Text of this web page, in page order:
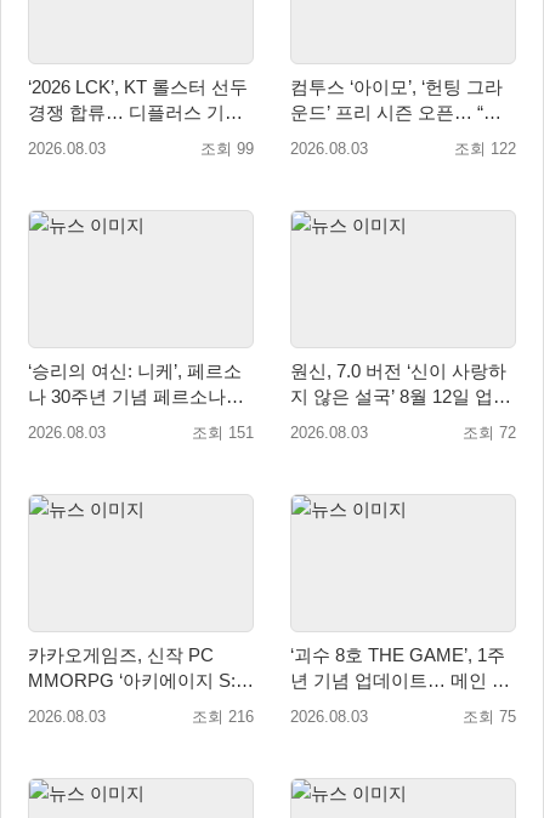
‘2026 LCK’, KT 롤스터 선두
경쟁 합류… 디플러스 기아
상승세 지속
2026.08.03 조회 99
컴투스 ‘아이모’, ‘헌팅 그라
운드’ 프리 시즌 오픈… “전
서버 유저가 한 전장에!”
2026.08.03 조회 122
‘승리의 여신: 니케’, 페르소
나 30주년 기념 페르소나
3·4·5 콜라보 진행
2026.08.03 조회 151
원신, 7.0 버전 ‘신이 사랑하
지 않은 설국’ 8월 12일 업데
이트
2026.08.03 조회 72
카카오게임즈, 신작 PC
MMORPG ‘아키에이지 S:
자유의 해협’ 글로벌 퍼블리
2026.08.03 조회 216
‘괴수 8호 THE GAME’, 1주
년 기념 업데이트… 메인 스
토리 14장 공개
2026.08.03 조회 75